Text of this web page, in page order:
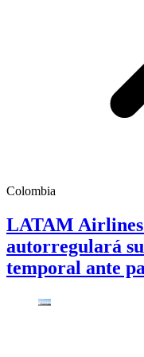
Colombia
LATAM Airlines
autorregulará
temporal ante